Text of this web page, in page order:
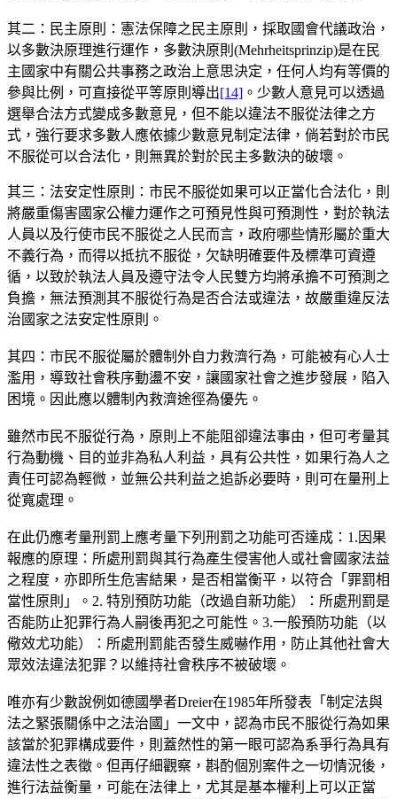
其二：民主原則：憲法保障之民主原則，採取國會代議政治，
以多數決原理進行運作，多數決原則(Mehrheitsprinzip)是在民
主國家中有關公共事務之政治上意思決定，任何人均有等價的
參與比例，可直接從平等原則導出[14] 。少數人意見可以透過
選舉合法方式變成多數意見，但不能以違法不服從法律之方
式，強行要求多數人應依據少數意見制定法律，倘若對於市民
不服從可以合法化，則無異於對於民主多數決的破壞。
其三：法安定性原則：市民不服從如果可以正當化合法化，則
將嚴重傷害國家公權力運作之可預見性與可預測性，對於執法
人員以及行使市民不服從之人民而言，政府哪些情形屬於重大
不義行為，而得以抵抗不服從，欠缺明確要件及標準可資遵
循，以致於執法人員及遵守法令人民雙方均將承擔不可預測之
負擔，無法預測其不服從行為是否合法或違法，故嚴重違反法
治國家之法安定性原則。
其四：市民不服從屬於體制外自力救濟行為，可能被有心人士
濫用，導致社會秩序動盪不安，讓國家社會之進步發展，陷入
困境。因此應以體制內救濟途徑為優先。
雖然市民不服從行為，原則上不能阻卻違法事由，但可考量其
行為動機、目的並非為私人利益，具有公共性，如果行為人之
責任可認為輕微，並無公共利益之追訴必要時，則可在量刑上
從寬處理。
在此仍應考量刑罰上應考量下列刑罰之功能可否達成：1.因果
報應的原理：所處刑罰與其行為產生侵害他人或社會國家法益
之程度，亦即所生危害結果，是否相當衡平，以符合「罪罰相
當性原則」。2. 特別預防功能（改過自新功能）：所處刑罰是
否能防止犯罪行為人嗣後再犯之可能性。3.一般預防功能（以
儆效尤功能）：所處刑罰能否發生威嚇作用，防止其他社會大
眾效法違法犯罪？以維持社會秩序不被破壞。
唯亦有少數說例如德國學者Dreier在1985年所發表「制定法與
法之緊張關係中之法治國」一文中，認為市民不服從行為如果
該當於犯罪構成要件，則蓋然性的第一眼可認為系爭行為具有
違法性之表徵。但再仔細觀察，斟酌個別案件之一切情況後，
進行法益衡量，可能在法律上，尤其是基本權利上可以正當